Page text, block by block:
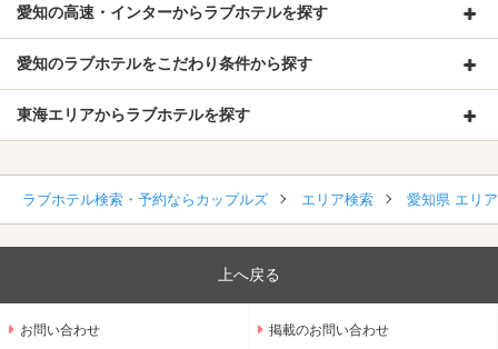
愛知の高速・インターからラブホテルを探す
愛知のラブホテルをこだわり条件から探す
東海エリアからラブホテルを探す
ラブホテル検索・予約ならカップルズ エリア検索 愛知県 エリ
上へ戻る
お問い合わせ 掲載のお問い合わせ